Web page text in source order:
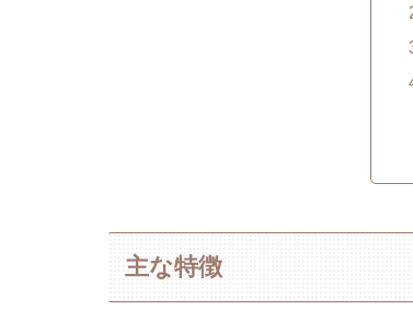
主な特徴